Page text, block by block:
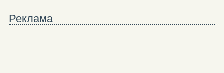
Реклама